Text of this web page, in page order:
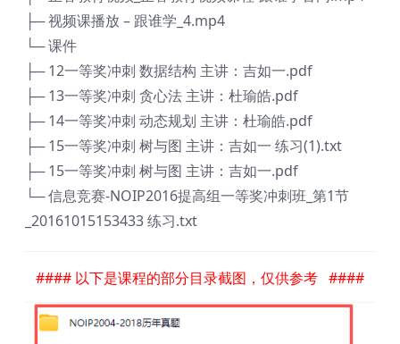
├─ 视频课播放 – 跟谁学_4.mp4
└─ 课件
├─ 12一等奖冲刺 数据结构 主讲：吉如一.pdf
├─ 13一等奖冲刺 贪心法 主讲：杜瑜皓.pdf
├─ 14一等奖冲刺 动态规划 主讲：杜瑜皓.pdf
├─ 15一等奖冲刺 树与图 主讲：吉如一 练习(1).txt
├─ 15一等奖冲刺 树与图 主讲：吉如一.pdf
└─ 信息竞赛-NOIP2016提高组一等奖冲刺班_第1节
_20161015153433 练习.txt
#### 以下是课程的部分目录截图，仅供参考 ####